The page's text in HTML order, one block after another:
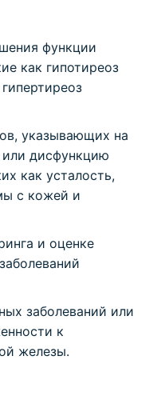
функции
как гипотиреоз
указывающих на
дисфункцию
как усталость,
с кожей и
и оценке
заболеваний или
к
железы.